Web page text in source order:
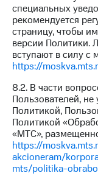
специальных
рекомендуется
страницу, чтобы
версии Политики.
вступают в силу с
https://
8.2. В части
Пользователей,
Политикой,
Политикой
«МТС»,
https://
akcioneram/
mts/politika-